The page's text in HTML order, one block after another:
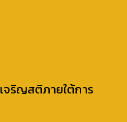
จริญสติภายใต้การ